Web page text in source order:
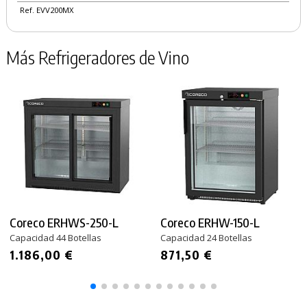
Ref. EVV200MX
Más Refrigeradores de Vino
Coreco ERHWS-250-L
Capacidad 44 Botellas
1.186,00 €
Coreco ERHW-150-L
Capacidad 24 Botellas
871,50 €